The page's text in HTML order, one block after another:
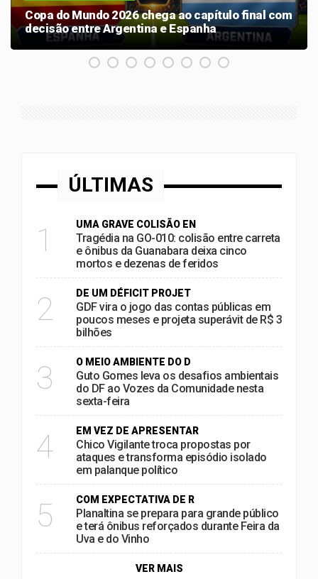
Copa do Mundo 2026 chega ao capítulo final com
decisão entre Argentina e Espanha
ÚLTIMAS
1 UMA GRAVE COLISÃO EN
Tragédia na GO-010: colisão entre carreta
e ônibus da Guanabara deixa cinco
mortos e dezenas de feridos
2 DE UM DÉFICIT PROJET
GDF vira o jogo das contas públicas em
poucos meses e projeta superávit de R$ 3
bilhões
3 O MEIO AMBIENTE DO D
Guto Gomes leva os desafios ambientais
do DF ao Vozes da Comunidade nesta
sexta-feira
4 EM VEZ DE APRESENTAR
Chico Vigilante troca propostas por
ataques e transforma episódio isolado
em palanque político
5 COM EXPECTATIVA DE R
Planaltina se prepara para grande público
e terá ônibus reforçados durante Feira da
Uva e do Vinho
VER MAIS